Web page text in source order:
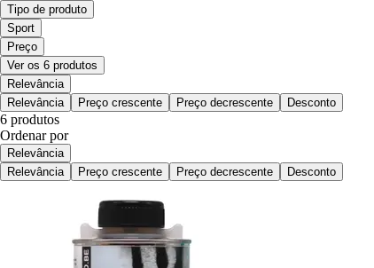
Tipo de produto
Sport
Preço
Ver os 6 produtos
Relevância
Relevância
Preço crescente Preço decrescente Desconto
6 produtos
Ordenar por
Relevância
Relevância
Preço crescente Preço decrescente Desconto